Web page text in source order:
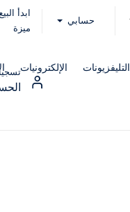
حسابي
ابدأ
ميزة
التليفزيونات الإلكترونيات